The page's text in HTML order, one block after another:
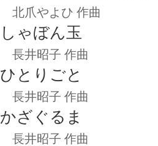
北爪やよひ 作曲
しゃぼん玉
長井昭子 作曲
ひとりごと
長井昭子 作曲
かざぐるま
長井昭子 作曲